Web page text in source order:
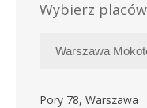
Wybierz
Pory 78, Warszawa